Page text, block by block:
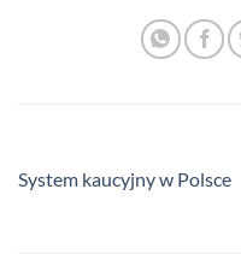
System kaucyjny w Polsce